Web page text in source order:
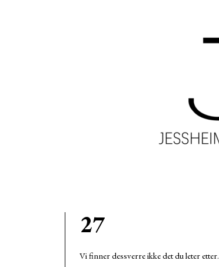
27
Vi finner dessverre ikke det du leter etter.